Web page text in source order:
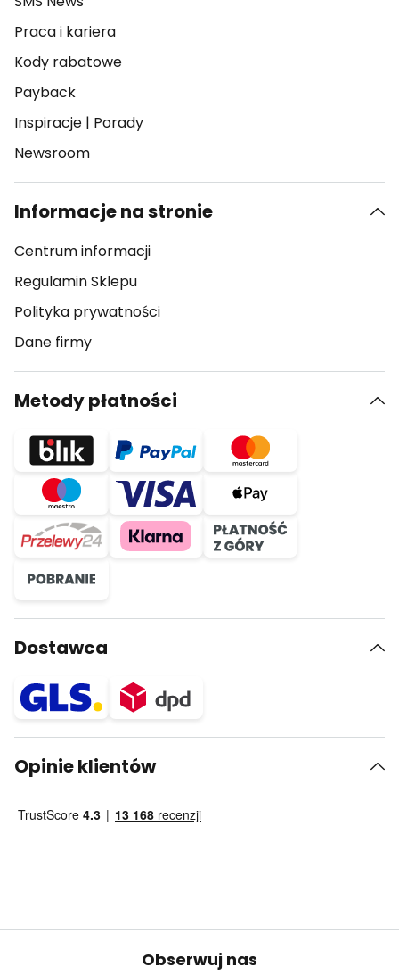
Praca i kariera
Kody rabatowe
Payback
Inspiracje | Porady
Newsroom
Informacje na stronie
Centrum informacji
Regulamin Sklepu
Polityka prywatności
Dane firmy
Metody płatności
Dostawca
Opinie klientów
Obserwuj nas